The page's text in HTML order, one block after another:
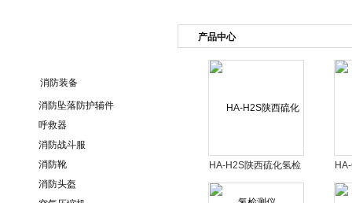
消防装备
消防坠落防护辅件
呼救器
消防战斗服
消防靴
消防头盔
产品中心
HA-H2S陕西硫化氢检
测仪